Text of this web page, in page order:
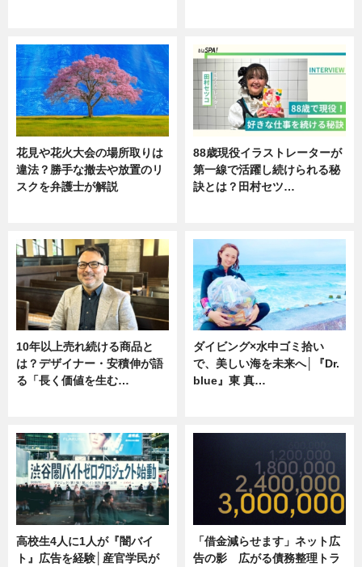
花見や花火大会の場所取りは
違法？勝手な撤去や放置のリ
スクを弁護士が解説
88歳現役イラストレーターが
第一線で活躍し続けられる秘
訣とは？田村セツ…
10年以上売れ続ける商品と
は？デザイナー・安積伸が語
る「長く価値を生む…
ダイビング×水中ゴミ拾い
で、美しい海を未来へ│『Dr.
blue』東 真…
高校生4人に1人が『闇バイ
ト』広告を経験│産官学民が
「借金減らせます」ネット広
告の影 広がる債務整理トラ